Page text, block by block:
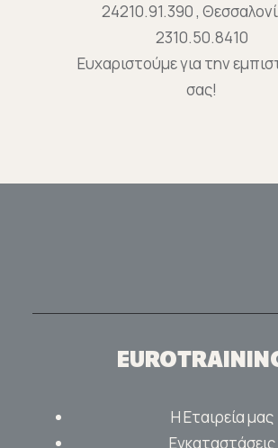
24210.91.390 ,
2310.50.8410
Ευχαριστούμε για την
σας!
Η Εταιρεία μας
Εγκαταστάσεις